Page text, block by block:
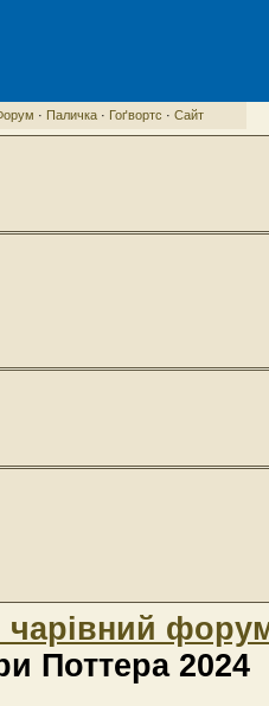
· Паличка· Гоґвортс · Сайт
чарівний
Поттера 2024